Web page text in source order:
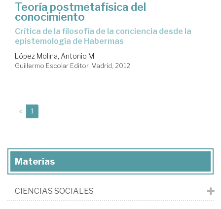
Teoría postmetafísica del
conocimiento
crítica de la filosofía de la conciencia desde la
epistemología de Habermas
López Molina, Antonio M.
Guillermo Escolar Editor. Madrid, 2012
« 1
Materias
CIENCIAS SOCIALES